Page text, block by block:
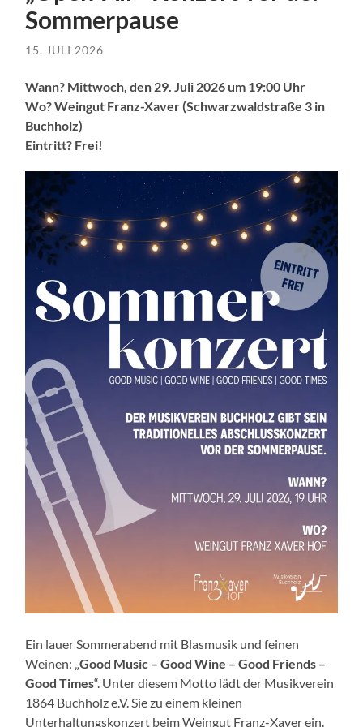
Sommerpause
15. JULI 2026
Wann? Mittwoch, den 29. Juli 2026 um 19:00 Uhr
Wo? Weingut Franz-Xaver (Schwarzwaldstraße 3 in
Buchholz)
Eintritt? Frei!
Ein lauer Sommerabend mit Blasmusik und feinen
Weinen: „Good Music – Good Wine – Good Friends –
Good Times“. Unter diesem Motto lädt der Musikverein
1864 Buchholz e.V. Sie zu einem kleinen
Unterhaltungskonzert beim Weingut Franz-Xaver ein.